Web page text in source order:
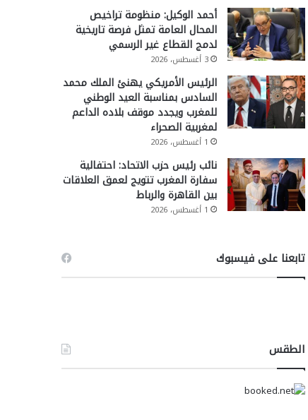
أحمد الوكيل: منظومة تراخيص
المحال العامة تمثل فرصة تاريخية
لدمج القطاع غير الرسمي
3 أغسطس، 2026
الرئيس الأمريكي يهنئ الملك محمد
السادس بمناسبة العيد الوطني
للمغرب ويجدد موقف بلاده الداعم
لمغربية الصحراء
1 أغسطس، 2026
نائب رئيس حزب الاتحاد: احتفالية
سفارة المغرب تتويج لعمق العلاقات
بين القاهرة والرباط
1 أغسطس، 2026
تابعنا على فيسبوك
الطقس